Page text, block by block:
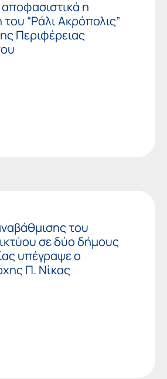
η
“Ράλι Ακρόπολις”
Περιφέρειας
του
σε δύο δήμους
υπέγραψε ο
Π. Νίκας